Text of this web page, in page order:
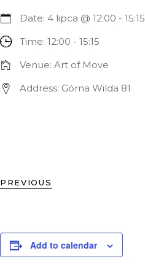
Date: 4 lipca @ 12:00 - 15:15
Time: 12:00 - 15:15
Venue: Art of Move
Address: Górna Wilda 81
PREVIOUS
Add to calendar